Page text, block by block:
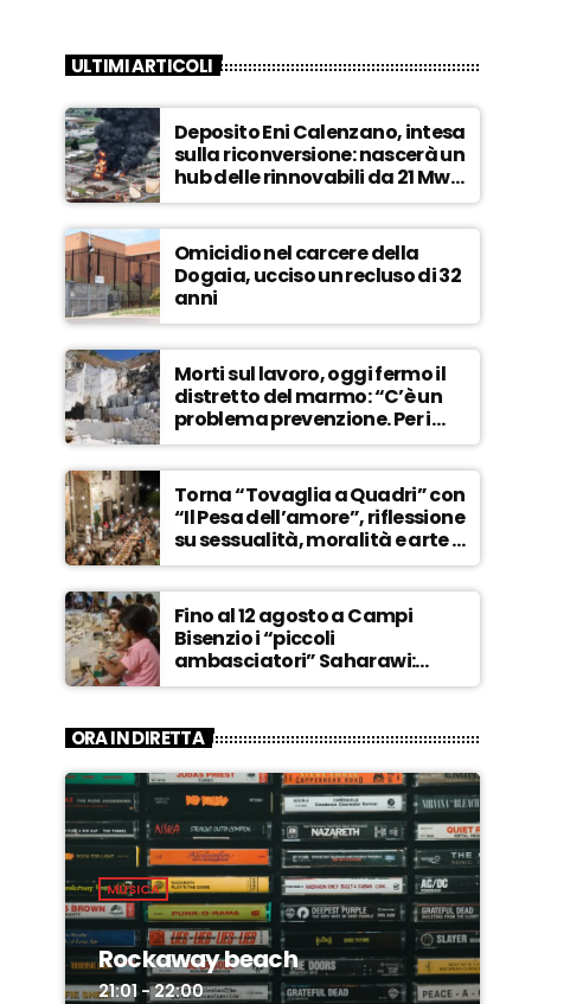
ULTIMI ARTICOLI
Deposito Eni Calenzano, intesa
sulla riconversione: nascerà un
hub delle rinnovabili da 21 Mw –
ASCOLTA
Omicidio nel carcere della
Dogaia, ucciso un recluso di 32
anni
Morti sul lavoro, oggi fermo il
distretto del marmo: “C’è un
problema prevenzione. Per i
controlli, un solo ispettore” –
ASCOLTA
Torna “Tovaglia a Quadri” con
“Il Pesa dell’amore”, riflessione
su sessualità, moralità e arte –
ASCOLTA
Fino al 12 agosto a Campi
Bisenzio i “piccoli
ambasciatori” Saharawi:
“Sostenere la loro causa,
invadente” – ASCOLTA
ORA IN DIRETTA
MUSICA
Rockaway beach
21:01 - 22:00